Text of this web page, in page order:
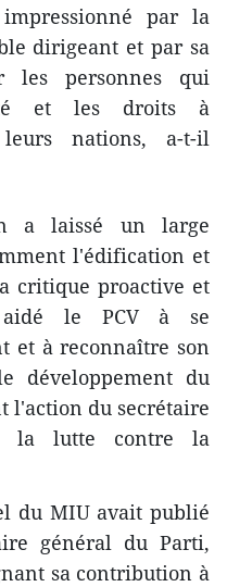
par la
dirigeant et par sa
les personnes qui
et les droits à
nations, a-t-il
a laissé un large
l'édification et
critique proactive et
le PCV à se
et à reconnaître son
développement du
l'action du secrétaire
la lutte contre la
du MIU avait publié
général du Parti,
sa contribution à